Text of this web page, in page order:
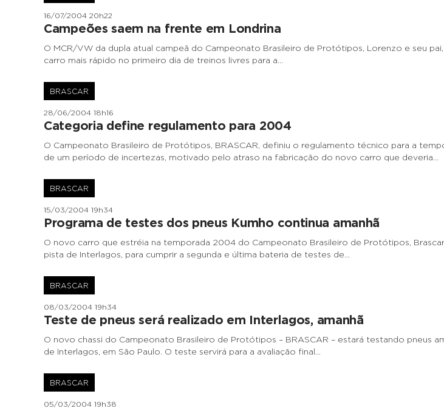
16/07/2004 20h22
Campeões saem na frente em Londrina
O MCR/VW da dupla atual campeã do Campeonato Brasileiro de Protótipos, Lorenzo e seu
carro mais rápido no primeiro dia de treinos livres para a…
BRASCAR
28/06/2004 18h16
Categoria define regulamento para 2004
O Campeonato Brasileiro de Protótipos, BRASCAR, definiu o regulamento técnico para a
de um período de incertezas, motivado pelo atraso na fabricação do novo carro que deveria…
BRASCAR
15/03/2004 19h34
Programa de testes dos pneus Kumho continua amanhã
O novo carro que estréia na temporada 2004 do Campeonato Brasileiro de Protótipos,
pista de Interlagos, para cumprir a segunda e última bateria de testes de…
BRASCAR
08/03/2004 19h34
Teste de pneus será realizado em Interlagos, amanhã
O novo chassi do Campeonato Brasileiro de Protótipos – BRASCAR – estará testando pneus
de Interlagos, em São Paulo. O teste servirá para a avaliação final…
BRASCAR
05/03/2004 19h38